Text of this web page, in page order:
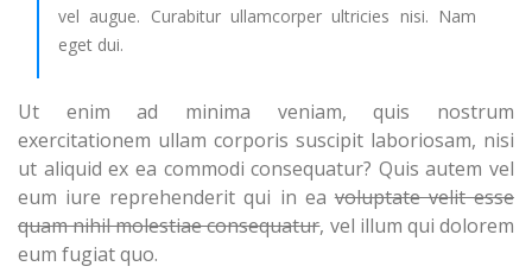
vel augue. Curabitur ullamcorper ultricies nisi. Nam
eget dui.
Ut enim ad minima veniam, quis nostrum
exercitationem ullam corporis suscipit laboriosam, nisi
ut aliquid ex ea commodi consequatur? Quis autem vel
eum iure reprehenderit qui in eavoluptate velit esse
quam nihil molestiae consequatur, vel illum qui dolorem
eum fugiat quo.